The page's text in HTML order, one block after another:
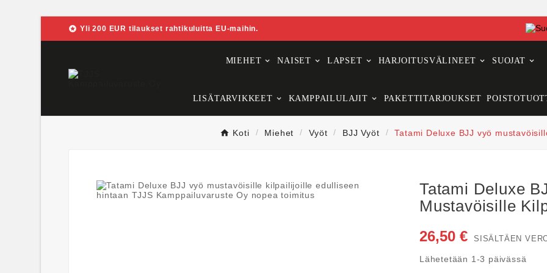
 Yli 200 EUR tilaukset rahtikuluitta EU-maihin.
MIEHET NAISET LAPSET HARJOITUSVÄLINEET SUOJAT
LISÄTARVIKKEET KAMPPAILULAJIT PAKETTITARJOUKSET
Koti Miehet Vyöt BJJ Vyöt Tatami Deluxe BJJ vyö
Tatami Deluxe
Mustavöisille
26,50 € SISÄLTÄEN
Lähetetään 1-3 päivässä